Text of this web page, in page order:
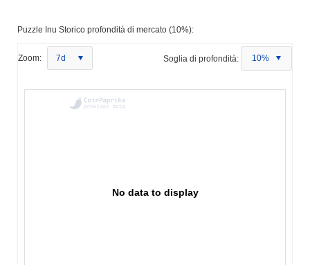
Puzzle Inu Storico profondità di mercato (10%):
Zoom: 7d Soglia di profondità: 10%
No data to display